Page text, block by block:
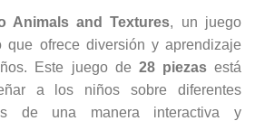
Animals and Textures, un juego
que ofrece diversión y aprendizaje
Este juego de 28 piezasestá
a los niños sobre diferentes
de una manera interactiva y